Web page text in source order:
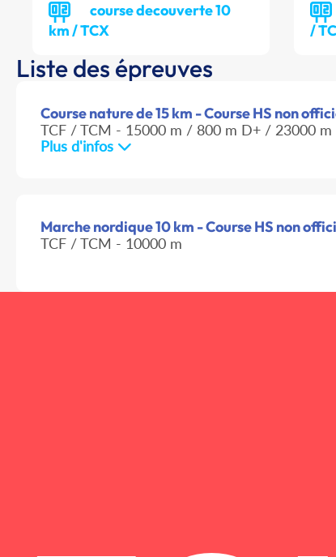
course decouverte 10
km / TCX
/
Liste des épreuves
Course nature de 15 km - Course HS non
TCF / TCM - 15000 m / 800 m D+ / 23000
Plus d'infos
Marche nordique 10 km - Course HS non
TCF / TCM - 10000 m